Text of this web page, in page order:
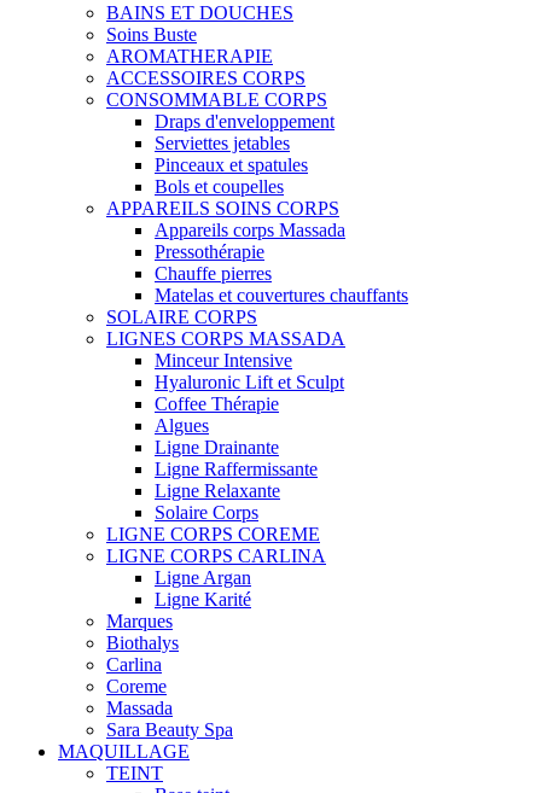
BAINS ET DOUCHES
Soins Buste
AROMATHERAPIE
ACCESSOIRES CORPS
CONSOMMABLE CORPS
Draps d'enveloppement
Serviettes jetables
Pinceaux et spatules
Bols et coupelles
APPAREILS SOINS CORPS
Appareils corps Massada
Pressothérapie
Chauffe pierres
Matelas et couvertures chauffants
SOLAIRE CORPS
LIGNES CORPS MASSADA
Minceur Intensive
Hyaluronic Lift et Sculpt
Coffee Thérapie
Algues
Ligne Drainante
Ligne Raffermissante
Ligne Relaxante
Solaire Corps
LIGNE CORPS COREME
LIGNE CORPS CARLINA
Ligne Argan
Ligne Karité
Marques
Biothalys
Carlina
Coreme
Massada
Sara Beauty Spa
MAQUILLAGE
TEINT